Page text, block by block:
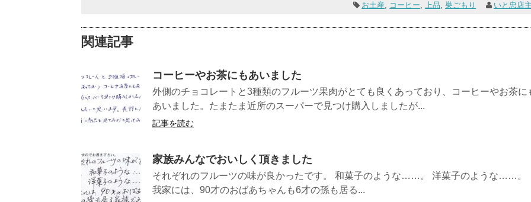
お土産, コーヒー,上品,巣ごもり いと忠店
関連記事
コーヒーやお茶にもあいました
外側のチョコレートと3種類のフルーツ果肉がとても良くあっており、コーヒーやお茶に
あいました。たまたま近所のスーパーで見つけ購入しましたが...
記事を読む
家族みんなでおいしく頂きました
それぞれのフルーツの味が良かったです。 和菓子のような……。 洋菓子のような……。
我家には、90才のおばあちゃんも6才の孫も居る...